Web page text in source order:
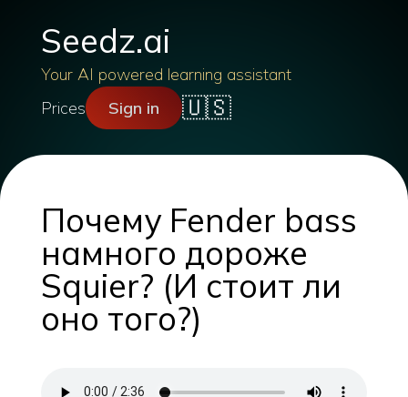
Seedz.ai
Your AI powered learning assistant
Prices
Sign in 🇺🇸
Почему Fender bass
намного дороже
Squier? (И стоит ли
оно того?)